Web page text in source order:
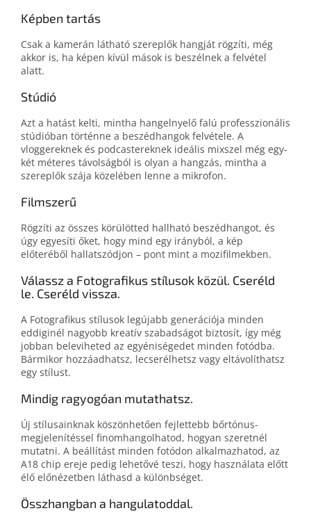
Képben tartás
Csak a kamerán látható szereplők hangját rögzíti, még
akkor is, ha képen kívül mások is beszélnek a felvétel
alatt.
Stúdió
Azt a hatást kelti, mintha hangelnyelő falú professzionális
stúdióban történne a beszédhangok felvétele. A
vloggereknek és podcastereknek ideális mixszel még egy-
két méteres távolságból is olyan a hangzás, mintha a
szereplők szája közelében lenne a mikrofon.
Filmszerű
Rögzíti az összes körülötted hallható beszédhangot, és
úgy egyesíti őket, hogy mind egy irányból, a kép
előteréből hallatszódjon – pont mint a mozifilmekben.
Válassz a Fotografikus stílusok közül. Cseréld
le. Cseréld vissza.
A Fotografikus stílusok legújabb generációja minden
eddiginél nagyobb kreatív szabadságot biztosít, így még
jobban beleviheted az egyéniségedet minden fotódba.
Bármikor hozzáadhatsz, lecserélhetsz vagy eltávolíthatsz
egy stílust.
Mindig ragyogóan mutathatsz.
Új stílusainknak köszönhetően fejlettebb bőrtónus-
megjelenítéssel finomhangolhatod, hogyan szeretnél
mutatni. A beállítást minden fotódon alkalmazhatod, az
A18 chip ereje pedig lehetővé teszi, hogy használata előtt
élő előnézetben láthasd a különbséget.
Összhangban a hangulatoddal.